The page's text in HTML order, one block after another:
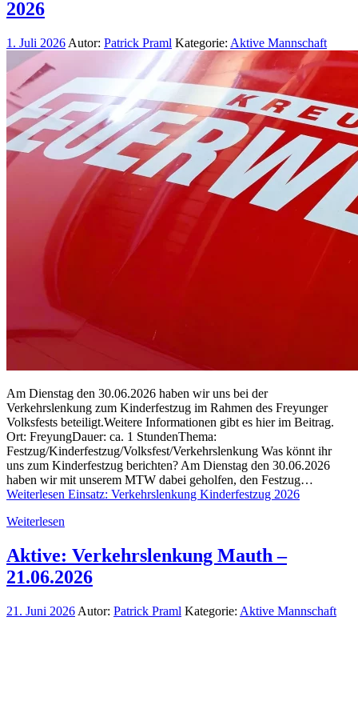
2026
1. Juli 2026 Autor: Patrick Praml Kategorie: Aktive Mannschaft
Am Dienstag den 30.06.2026 haben wir uns bei der
Verkehrslenkung zum Kinderfestzug im Rahmen des Freyunger
Volksfests beteiligt.Weitere Informationen gibt es hier im Beitrag.
Ort: FreyungDauer: ca. 1 StundenThema:
Festzug/Kinderfestzug/Volksfest/Verkehrslenkung Was könnt ihr
uns zum Kinderfestzug berichten? Am Dienstag den 30.06.2026
haben wir mit unserem MTW dabei geholfen, den Festzug…
Weiterlesen Einsatz: Verkehrslenkung Kinderfestzug 2026
Weiterlesen
Aktive: Verkehrslenkung Mauth –
21.06.2026
21. Juni 2026 Autor: Patrick Praml Kategorie: Aktive Mannschaft